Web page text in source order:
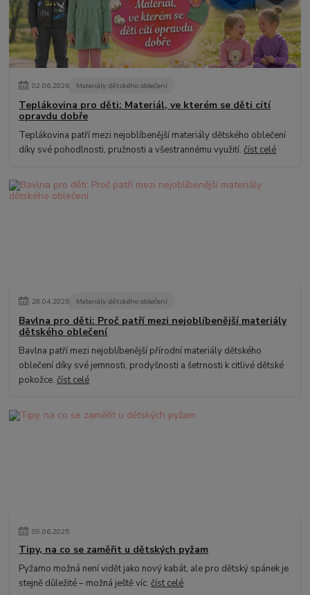
02.06.2026 Materiály dětského oblečení
Teplákovina pro děti: Materiál, ve kterém se děti cítí
opravdu dobře
Teplákovina patří mezi nejoblíbenější materiály dětského oblečení
díky své pohodlnosti, pružnosti a všestrannému využití.číst celé
28.04.2026 Materiály dětského oblečení
Bavlna pro děti: Proč patří mezi nejoblíbenější materiály
dětského oblečení
Bavlna patří mezi nejoblíbenější přírodní materiály dětského
oblečení díky své jemnosti, prodyšnosti a šetrnosti k citlivé dětské
pokožce.číst celé
09.06.2025
Tipy, na co se zaměřit u dětských pyžam
Pyžamo možná není vidět jako nový kabát, ale pro dětský spánek je
stejně důležité – možná ještě víc.číst celé